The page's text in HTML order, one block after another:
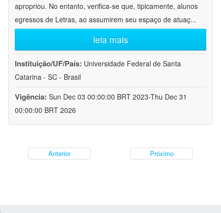
apropriou. No entanto, verifica-se que, tipicamente, alunos
egressos de Letras, ao assumirem seu espaço de atuaç...
leia mais
Instituição/UF/País: Universidade Federal de Santa
Catarina - SC - Brasil
Vigência: Sun Dec 03 00:00:00 BRT 2023-Thu Dec 31
00:00:00 BRT 2026
Anterior Próximo